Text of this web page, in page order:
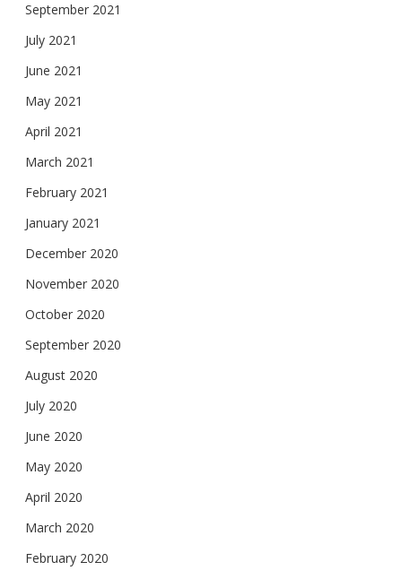
September 2021
July 2021
June 2021
May 2021
April 2021
March 2021
February 2021
January 2021
December 2020
November 2020
October 2020
September 2020
August 2020
July 2020
June 2020
May 2020
April 2020
March 2020
February 2020